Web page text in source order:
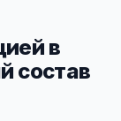
в
состав